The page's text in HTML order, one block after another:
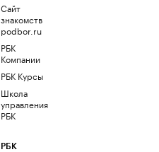
Сайт
знакомств
podbor.ru
РБК
Компании
РБК Курсы
Школа
управления
РБК
РБК